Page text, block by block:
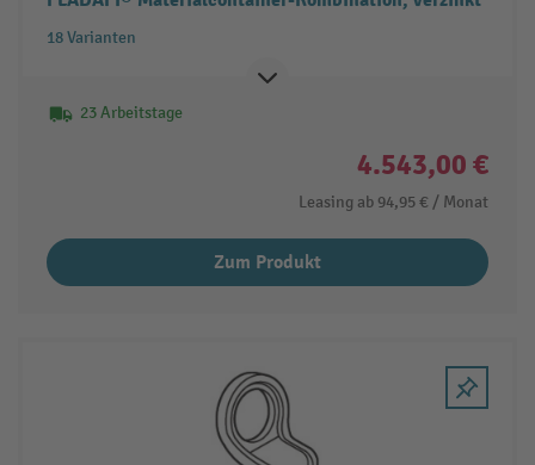
18 Varianten
23 Arbeitstage
4.543,00 €
Leasing ab 94,95 € / Monat
Zum Produkt